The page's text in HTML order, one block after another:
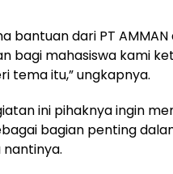
bantuan dari PT
bagi mahasiswa kami
tema itu,” ungkapnya.
ini pihaknya ingin
bagian penting